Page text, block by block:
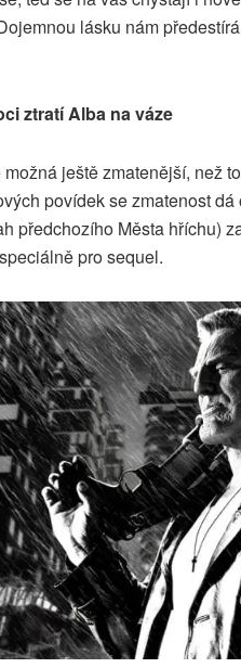
lásku nám
ztratí Alba na váze
ještě zmatenější, než
povídek se zmatenost
předchozího Města hříchu)
pro sequel.